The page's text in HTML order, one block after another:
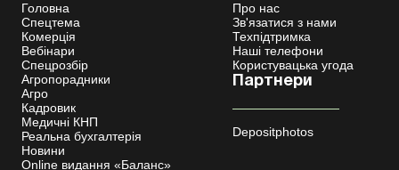
Головна
Спецтема
Комерція
Вебінари
Спецрозбір
Агропорадники
Агро
Кадровик
Медичні КНП
Реальна бухгалтерія
Новини
Online видання «Баланс»
Про нас
Зв'язатися з нами
Техпідтримка
Наші телефони
Користувацька угода
Партнери
Depositphotos